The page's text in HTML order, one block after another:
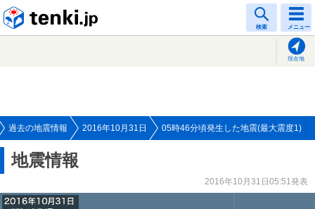
検索 メニュー
現在地
過去の地震情報 2016年10月31日 05時46分頃発生した地震(最大震度1)
地震情報
2016年10月31日05:51発表